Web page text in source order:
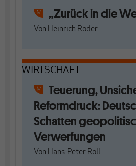
„Zurück in die
Von Heinrich Röder
WIRTSCHAFT
Teuerung,
Reformdruck:
Schatten
Verwerfungen
Von Hans-Peter Roll